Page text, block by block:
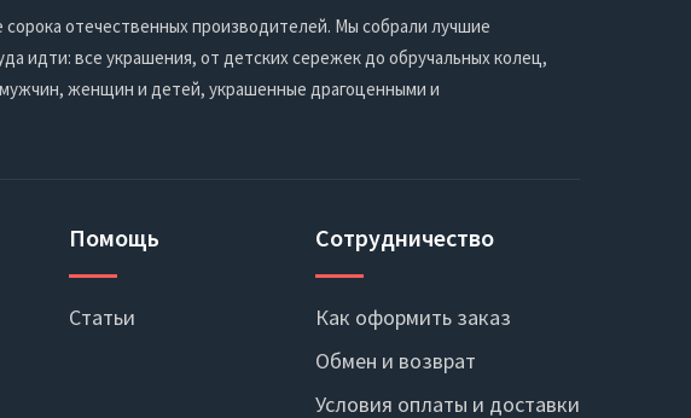
отечественных производителей. Мы собрали лучшие
идти: все украшения, от детских сережек до обручальных колец,
женщин и детей, украшенные драгоценными и
Помощь
Статьи
Сотрудничество
Как оформить заказ
Обмен и возврат
Условия оплаты и доставки